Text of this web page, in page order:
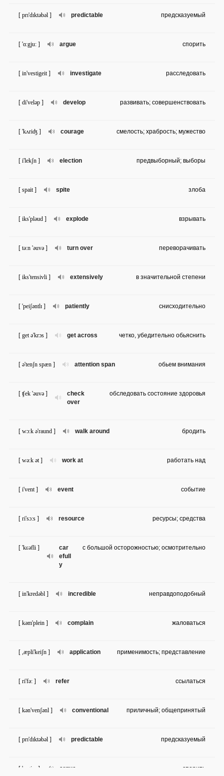
predictable
[ prɪ'dɪktəbəl ] предсказуемый
argue
[ 'ɑ:gju: ] спорить
investigate
[ in'vestigeit ] расследовать
develop
[ di'veləp ] развивать; совершенствовать
courage
[ 'kʌriʤ ] смелость; храбрость; мужество
election
[ i'lekʃn ] предвыборный; выборы
spite
[ spait ] злоба
explode
[ iks'pləud ] взрывать
turn over
[ tə:n 'əuvə ] переворачивать
extensively
[ iks'tensivli ] в значительной степени
patiently
[ 'peiʃəntlɪ ] снисходительно
get across
[ get ə'krɔs ] четко, убедительно обьяснить
attention span
[ ə'tenʃn spæn ] обьем внимания
check
over
[ ʧek 'əuvə ] обследовать состояние здоровья
walk around
[ wɔ:k ə'raund ] бродить
work at
[ wə:k ət ] работать над
event
[ i'vent ] событие
resource
[ ri'sɔ:s ] ресурсы; средства
car
efull
y
[ 'kɛəfli ] с большой осторожностью; осмотрительно
incredible
[ in'kredəbl ] неправдоподобный
complain
[ kəm'plein ] жаловаться
application
[ ,æpli'keiʃn ] применимость; представление
refer
[ ri'fə: ] ссылаться
conventional
[ kən'venʃənl ] приличный; общепринятый
predictable
[ prɪ'dɪktəbəl ] предсказуемый
argue
[ 'ɑ:gju: ] спорить